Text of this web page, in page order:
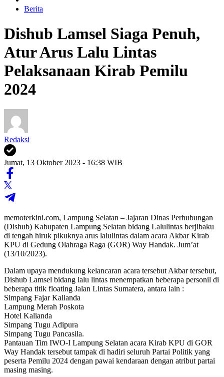
Berita
Dishub Lamsel Siaga Penuh,
Atur Arus Lalu Lintas
Pelaksanaan Kirab Pemilu
2024
Redaksi
Jumat, 13 Oktober 2023 - 16:38 WIB
memoterkini.com, Lampung Selatan – Jajaran Dinas Perhubungan
(Dishub) Kabupaten Lampung Selatan bidang Lalulintas berjibaku
di tengah hiruk pikuknya arus lalulintas dalam acara Akbar Kirab
KPU di Gedung Olahraga Raga (GOR) Way Handak. Jum’at
(13/10/2023).
Dalam upaya mendukung kelancaran acara tersebut Akbar tersebut,
Dishub Lamsel bidang lalu lintas menempatkan beberapa personil di
beberapa titik floating Jalan Lintas Sumatera, antara lain :
Simpang Fajar Kalianda
Lampung Merah Poskota
Hotel Kalianda
Simpang Tugu Adipura
Simpang Tugu Pancasila.
Pantauan Tim IWO-I Lampung Selatan acara Kirab KPU di GOR
Way Handak tersebut tampak di hadiri seluruh Partai Politik yang
peserta Pemilu 2024 dengan pawai kendaraan dengan atribut partai
masing masing.